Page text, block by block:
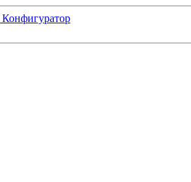
Конфигуратор